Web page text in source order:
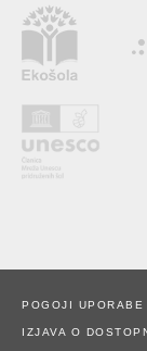
POGOJI UPORABE
IZJAVA O